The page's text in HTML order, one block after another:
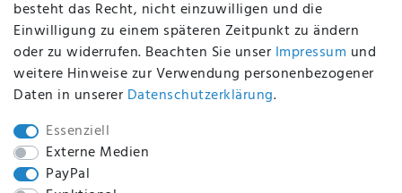
BEQUEM UND SICHER BEZAHLEN MIT
BEI UNS SIND SIE SICHER!
WIR VERSENDEN MIT
besteht das Recht, nicht einzuwilligen und die
Einwilligung zu einem späteren Zeitpunkt zu ändern
oder zu widerrufen. Beachten Sie unser Impressum und
weitere Hinweise zur Verwendung personenbezogener
Daten in unserer Daten­schutz­erklärung.
Essenziell
Externe Medien
PayPal